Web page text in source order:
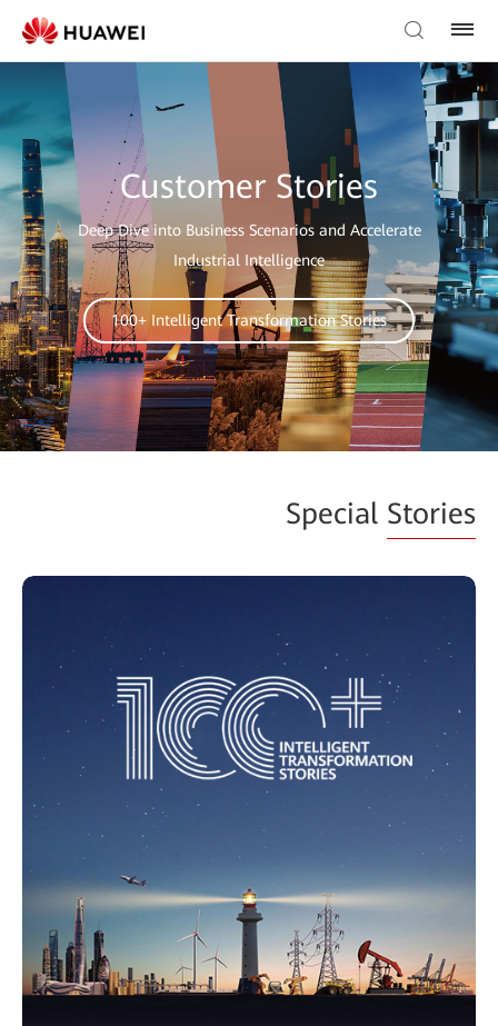
Customer Stories
Deep Dive into Business Scenarios and Accelerate
Industrial Intelligence
100+ Intelligent Transformation Stories
Special Stories